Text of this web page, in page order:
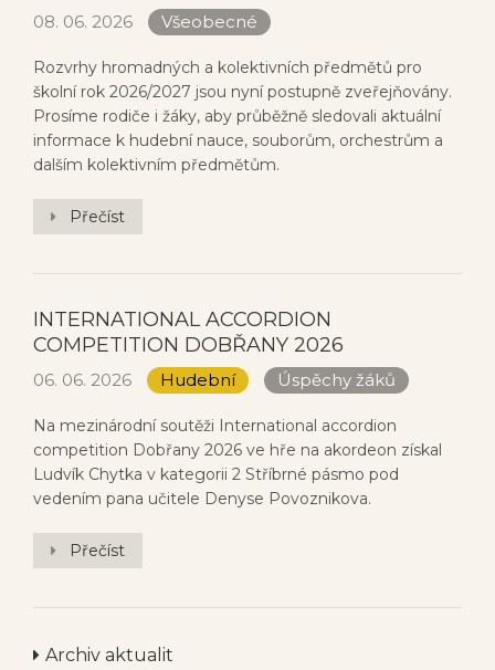
08. 06. 2026 Všeobecné
Rozvrhy hromadných a kolektivních předmětů pro
školní rok 2026/2027 jsou nyní postupně zveřejňovány.
Prosíme rodiče i žáky, aby průběžně sledovali aktuální
informace k hudební nauce, souborům, orchestrům a
dalším kolektivním předmětům.
Přečíst
INTERNATIONAL ACCORDION
COMPETITION DOBŘANY 2026
06. 06. 2026 Hudební Úspěchy žáků
Na mezinárodní soutěži International accordion
competition Dobřany 2026 ve hře na akordeon získal
Ludvík Chytka v kategorii 2 Stříbrné pásmo pod
vedením pana učitele Denyse Povoznikova.
Přečíst
Archiv aktualit